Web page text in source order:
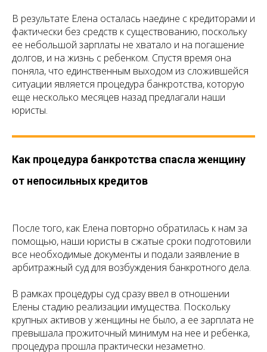
В результате Елена осталась наедине с кредиторами и
фактически без средств к существованию, поскольку
ее небольшой зарплаты не хватало и на погашение
долгов, и на жизнь с ребенком. Спустя время она
поняла, что единственным выходом из сложившейся
ситуации является процедура банкротства, которую
еще несколько месяцев назад предлагали наши
юристы.
Как процедура банкротства спасла женщину
от непосильных кредитов
После того, как Елена повторно обратилась к нам за
помощью, наши юристы в сжатые сроки подготовили
все необходимые документы и подали заявление в
арбитражный суд для возбуждения банкротного дела.
В рамках процедуры суд сразу ввел в отношении
Елены стадию реализации имущества. Поскольку
крупных активов у женщины не было, а ее зарплата не
превышала прожиточный минимум на нее и ребенка,
процедура прошла практически незаметно.